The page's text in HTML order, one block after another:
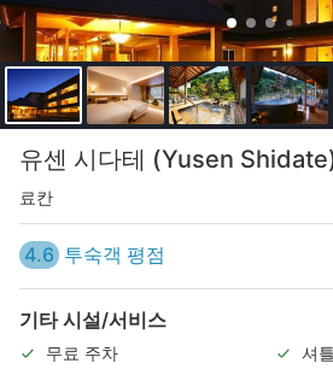
유센 시다테 (Yusen
료칸
4.6 투숙객 평점
기타 시설/서비스
무료 주차
셔